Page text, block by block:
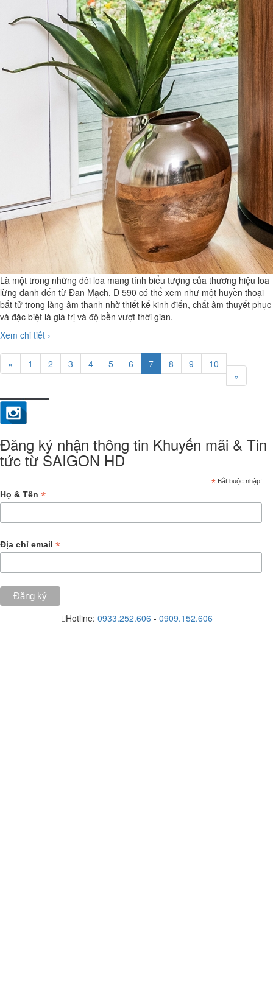
Là một trong những đôi loa mang tính biểu tượng của thương hiệu loa
lừng danh đến từ Đan Mạch, D 590 có thể xem như một huyền thoại
bất tử trong làng âm thanh nhờ thiết kế kinh điển, chất âm thuyết phục
và đặc biệt là giá trị và độ bền vượt thời gian.
Xem chi tiết ›
« 1 2 3 4 5 6 7 8 9
10
»
Đăng ký nhận thông tin Khuyến mãi & Tin
tức từ SAIGON HD
* Bắt buộc nhập!
Họ & Tên *
Địa chỉ email *
Hotline: 0933.252.606 - 0909.152.606